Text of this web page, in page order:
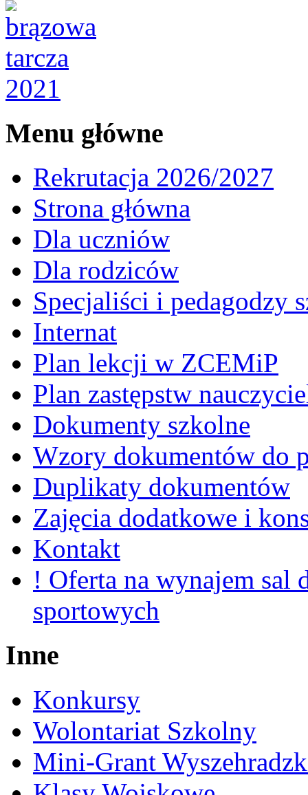
Menu główne
Rekrutacja 2026/2027
Strona główna
Dla uczniów
Dla rodziców
Specjaliści i pedagodzy
Internat
Plan lekcji w ZCEMiP
Plan zastępstw
Dokumenty szkolne
Wzory dokumentów do
Duplikaty dokumentów
Zajęcia dodatkowe i
Kontakt
! Oferta na wynajem
sportowych
Inne
Konkursy
Wolontariat Szkolny
Mini-Grant